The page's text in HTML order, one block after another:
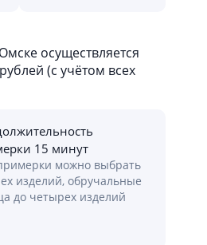
осуществляется
(с учётом всех
15 минут
можно выбрать
изделий, обручальные
до четырех изделий